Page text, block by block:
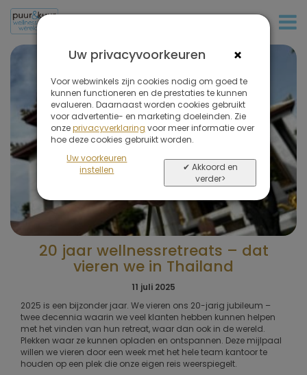
20 jaar wellnessretreats – dat
vieren we in Thailand
11 juli 2025
2025 is een bijzonder jaar. We vieren ons 20-jarig jubileum –
twee decennia waarin we veel klanten hebben kunnen helpen
met het vinden van hun retreat, waar dan ook in de wereld.
Plekken waar ze kunnen opladen en ontspannen. Deze mijlpaal
willen we vieren door een week met het hele team kantoor te
houden op een plek die onze eigen reis weerspiegelt.
×
Uw privacyvoorkeuren
Voor webwinkels zijn cookies nodig om goed te
kunnen functioneren en de prestaties te kunnen
evalueren. Daarnaast worden cookies gebruikt
voor advertentie- en marketing doeleinden. Zie
onzeprivacyverklaring voor meer informatie over
hoe deze cookies gebruikt worden.
Uw voorkeuren
instellen
✔ Akkoord en
verder>